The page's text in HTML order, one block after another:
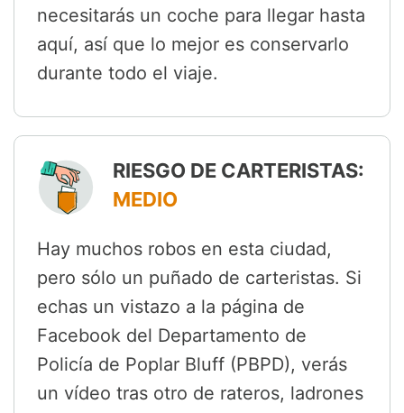
necesitarás un coche para llegar hasta
aquí, así que lo mejor es conservarlo
durante todo el viaje.
RIESGO DE CARTERISTAS:
MEDIO
Hay muchos robos en esta ciudad,
pero sólo un puñado de carteristas. Si
echas un vistazo a la página de
Facebook del Departamento de
Policía de Poplar Bluff (PBPD), verás
un vídeo tras otro de rateros, ladrones